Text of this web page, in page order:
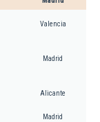
Valencia
Madrid
Alicante
Madrid